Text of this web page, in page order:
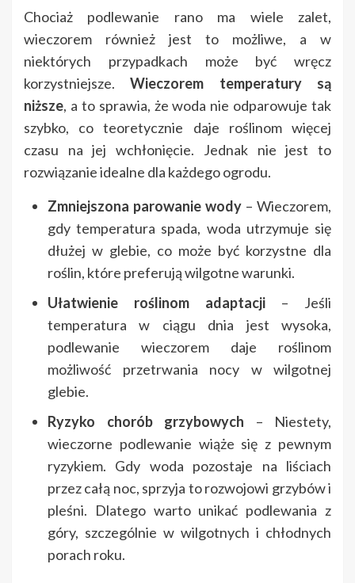
Chociaż podlewanie rano ma wiele zalet,
wieczorem również jest to możliwe, a w
niektórych przypadkach może być wręcz
korzystniejsze.Wieczorem temperatury są
niższe, a to sprawia, że woda nie odparowuje tak
szybko, co teoretycznie daje roślinom więcej
czasu na jej wchłonięcie. Jednak nie jest to
rozwiązanie idealne dla każdego ogrodu.
Zmniejszona parowanie wody – Wieczorem,
gdy temperatura spada, woda utrzymuje się
dłużej w glebie, co może być korzystne dla
roślin, które preferują wilgotne warunki.
Ułatwienie roślinom adaptacji – Jeśli
temperatura w ciągu dnia jest wysoka,
podlewanie wieczorem daje roślinom
możliwość przetrwania nocy w wilgotnej
glebie.
Ryzyko chorób grzybowych – Niestety,
wieczorne podlewanie wiąże się z pewnym
ryzykiem. Gdy woda pozostaje na liściach
przez całą noc, sprzyja to rozwojowi grzybów i
pleśni. Dlatego warto unikać podlewania z
góry, szczególnie w wilgotnych i chłodnych
porach roku.